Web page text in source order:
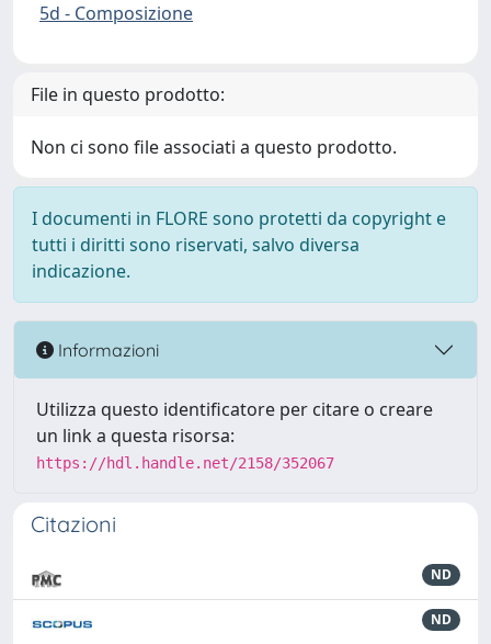
5d - Composizione
File in questo prodotto:
Non ci sono file associati a questo prodotto.
I documenti in FLORE sono protetti da copyright e
tutti i diritti sono riservati, salvo diversa
indicazione.
Informazioni
Utilizza questo identificatore per citare o creare
un link a questa risorsa:
https://hdl.handle.net/2158/352067
Citazioni
ND
ND